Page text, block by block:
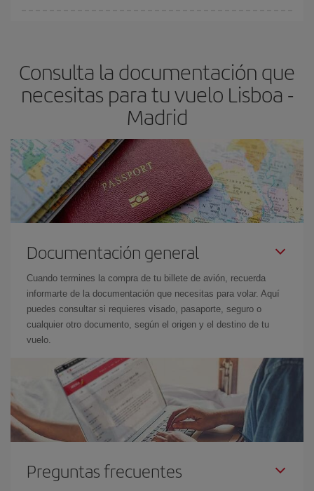
avión más baratos te saldrán. Además, si buscas los vuelos con
las fechas y los horarios del viaje un poco abiertos, podráselegir
el precio más barato.
Consulta la documentación que
necesitas para tu vuelo Lisboa -
Madrid
Documentación general
Cuando termines la compra de tu billete de avión, recuerda
informarte de la documentación que necesitas para volar. Aquí
puedes consultar si requieres visado, pasaporte, seguro o
cualquier otro documento, según el origen y el destino de tu
vuelo.
Preguntas frecuentes